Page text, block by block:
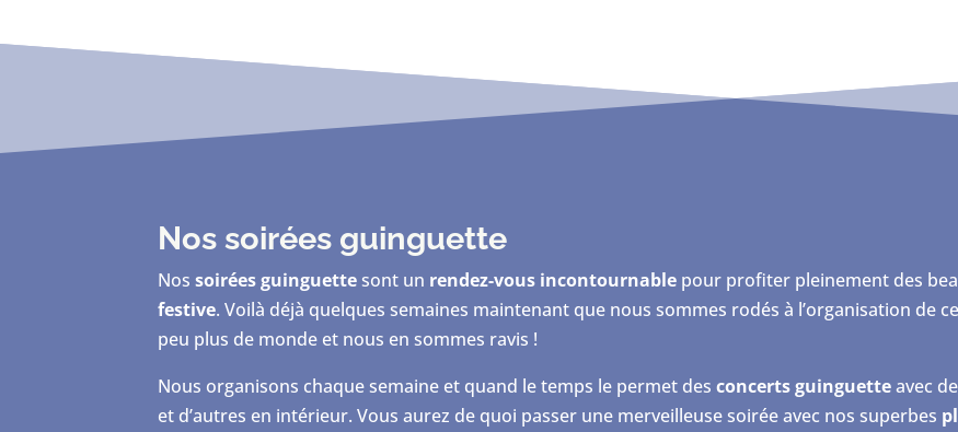
Nos soirées guinguette
Nossoirées guinguettesont un rendez-vous incontournable pour profiter pleinement des
festive. Voilà déjà quelques semaines maintenant que nous sommes rodés à l’organisation de
peu plus de monde et nous en sommes ravis !
Nous organisons chaque semaine et quand le temps le permet desconcerts guinguetteavec de
et d’autres en intérieur. Vous aurez de quoi passer une merveilleuse soirée avec nos superbes